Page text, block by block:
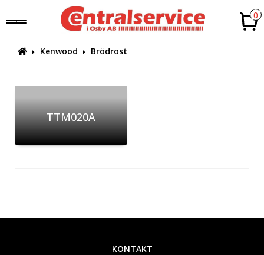
0
Kenwood Brödrost
TTM020A
KONTAKT